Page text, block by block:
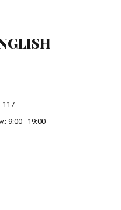
117
9:00 - 19:00